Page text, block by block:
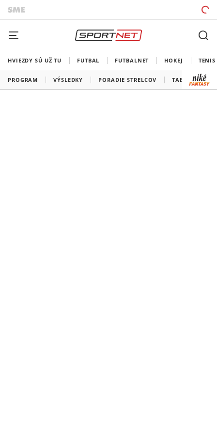
HVIEZDY SÚ UŽ TU FUTBAL FUTBALNET HOKEJ TENIS
PROGRAM VÝSLEDKY PORADIE STRELCOV TABUĽKY A